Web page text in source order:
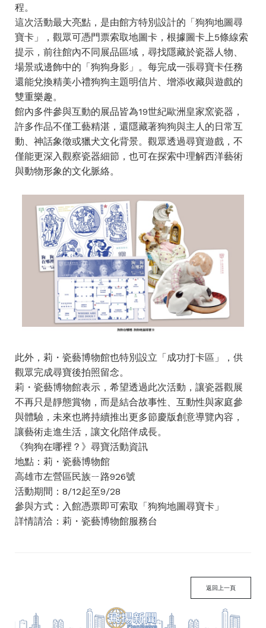
程。
這次活動最大亮點，是由館方特別設計的「狗狗地圖尋
寶卡」，觀眾可憑門票索取地圖卡，根據圖卡上5條線索
提示，前往館內不同展品區域，尋找隱藏於瓷器人物、
場景或邊飾中的「狗狗身影」。每完成一張尋寶卡任務
還能兌換精美小禮狗狗主題明信片、增添收藏與遊戲的
雙重樂趣。
館內多件參與互動的展品皆為19世紀歐洲皇家窯瓷器，
許多作品不僅工藝精湛，還隱藏著狗狗與主人的日常互
動、神話象徵或獵犬文化背景。觀眾透過尋寶遊戲，不
僅能更深入觀察瓷器細節，也可在探索中理解西洋藝術
與動物形象的文化脈絡。
此外，莉・瓷藝博物館也特別設立「成功打卡區」，供
觀眾完成尋寶後拍照留念。
莉・瓷藝博物館表示，希望透過此次活動，讓瓷器觀展
不再只是靜態賞物，而是結合故事性、互動性與家庭參
與體驗，未來也將持續推出更多節慶版創意導覽內容，
讓藝術走進生活，讓文化陪伴成長。
《狗狗在哪裡？》尋寶活動資訊
地點：莉・瓷藝博物館
高雄市左營區民族ㄧ路926號
活動期間：8/12起至9/28
參與方式：入館憑票即可索取「狗狗地圖尋寶卡」
詳情請洽：莉・瓷藝博物館服務台
返回上一頁